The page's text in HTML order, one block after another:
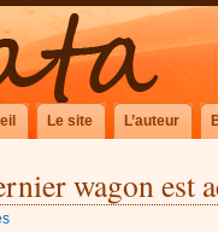
Le site L’auteur
wagon est